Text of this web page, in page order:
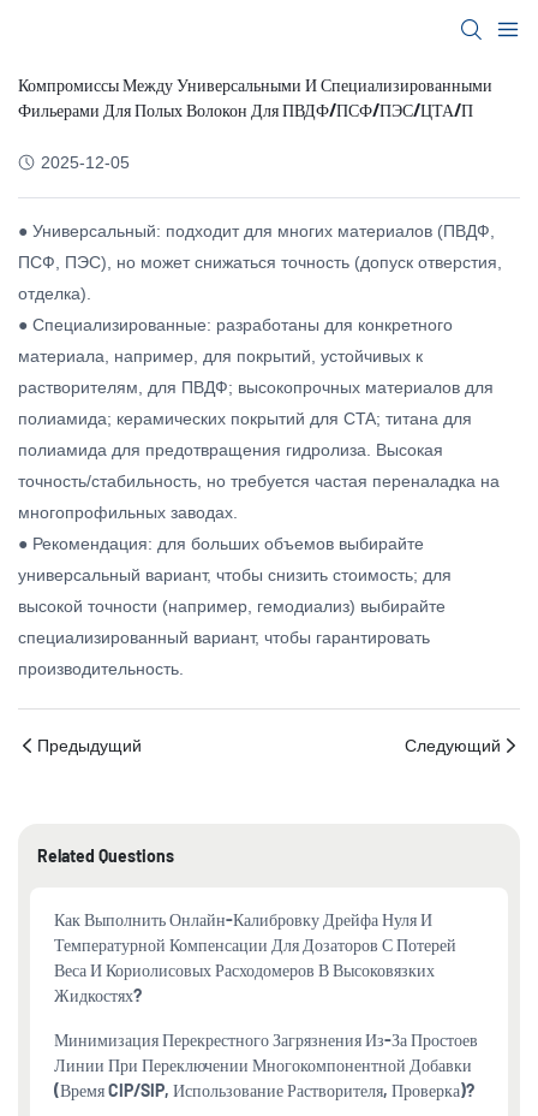
Компромиссы Между Универсальными И Специализированными
Фильерами Для Полых Волокон Для ПВДФ/ПСФ/ПЭС/ЦТА/П
2025-12-05
● Универсальный: подходит для многих материалов (ПВДФ,
ПСФ, ПЭС), но может снижаться точность (допуск отверстия,
отделка).
● Специализированные: разработаны для конкретного
материала, например, для покрытий, устойчивых к
растворителям, для ПВДФ; высокопрочных материалов для
полиамида; керамических покрытий для CTA; титана для
полиамида для предотвращения гидролиза. Высокая
точность/стабильность, но требуется частая переналадка на
многопрофильных заводах.
● Рекомендация: для больших объемов выбирайте
универсальный вариант, чтобы снизить стоимость; для
высокой точности (например, гемодиализ) выбирайте
специализированный вариант, чтобы гарантировать
производительность.
Предыдущий Следующий
Related Questions
Как Выполнить Онлайн-Калибровку Дрейфа Нуля И
Температурной Компенсации Для Дозаторов С Потерей
Веса И Кориолисовых Расходомеров В Высоковязких
Жидкостях?
Минимизация Перекрестного Загрязнения Из-За Простоев
Линии При Переключении Многокомпонентной Добавки
(время CIP/SIP, Использование Растворителя, Проверка)?